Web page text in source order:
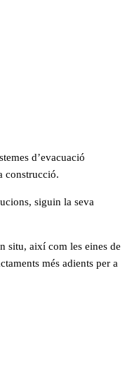
d’evacuació
construcció.
siguin la seva
situ, així com les eines de
més adients per a